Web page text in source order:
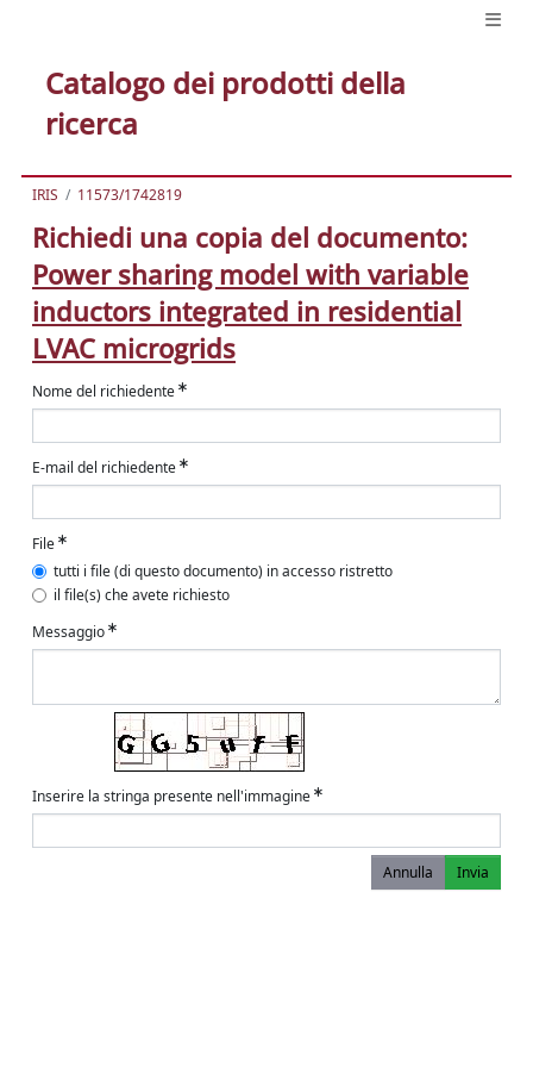
Catalogo dei prodotti della
ricerca
IRIS 11573/1742819
Richiedi una copia del documento:
Power sharing model with variable
inductors integrated in residential
LVAC microgrids
Nome del richiedente
E-mail del richiedente
File
tutti i file (di questo documento) in accesso ristretto
il file(s) che avete richiesto
Messaggio
Inserire la stringa presente nell'immagine
Annulla Invia